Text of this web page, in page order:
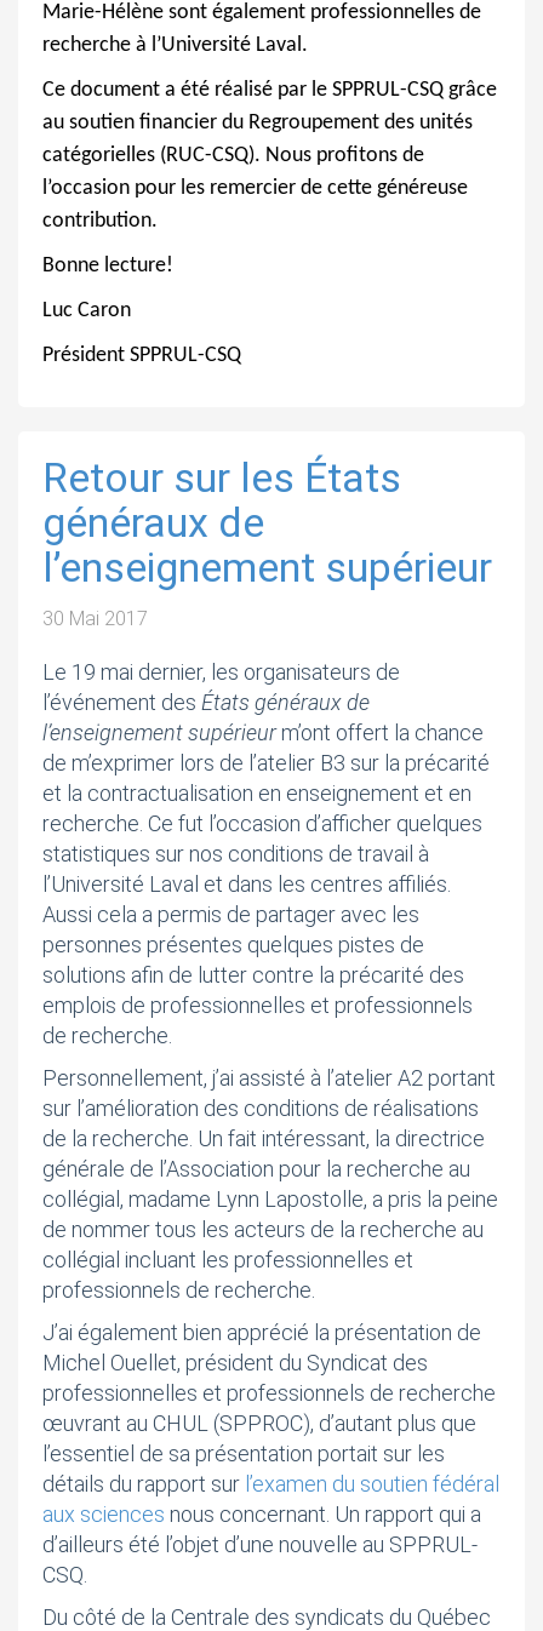
Marie-Hélène sont également professionnelles de
recherche à l’Université Laval.
Ce document a été réalisé par le SPPRUL-CSQ grâce
au soutien financier du Regroupement des unités
catégorielles (RUC-CSQ). Nous profitons de
l’occasion pour les remercier de cette généreuse
contribution.
Bonne lecture!
Luc Caron
Président SPPRUL-CSQ
Retour sur les États
généraux de
l’enseignement supérieur
30 Mai 2017
Le 19 mai dernier, les organisateurs de
l’événement des États généraux de
l’enseignement supérieurm’ont offert la chance
de m’exprimer lors de l’atelier B3 sur la précarité
et la contractualisation en enseignement et en
recherche. Ce fut l’occasion d’afficher quelques
statistiques sur nos conditions de travail à
l’Université Laval et dans les centres affiliés.
Aussi cela a permis de partager avec les
personnes présentes quelques pistes de
solutions afin de lutter contre la précarité des
emplois de professionnelles et professionnels
de recherche.
Personnellement, j’ai assisté à l’atelier A2 portant
sur l’amélioration des conditions de réalisations
de la recherche. Un fait intéressant, la directrice
générale de l’Association pour la recherche au
collégial, madame Lynn Lapostolle, a pris la peine
de nommer tous les acteurs de la recherche au
collégial incluant les professionnelles et
professionnels de recherche.
J’ai également bien apprécié la présentation de
Michel Ouellet, président du Syndicat des
professionnelles et professionnels de recherche
œuvrant au CHUL (SPPROC), d’autant plus que
l’essentiel de sa présentation portait sur les
détails du rapport sur l’examen du soutien fédéral
aux sciences nous concernant. Un rapport qui a
d’ailleurs été l’objet d’une nouvelle au SPPRUL-
CSQ.
Du côté de la Centrale des syndicats du Québec